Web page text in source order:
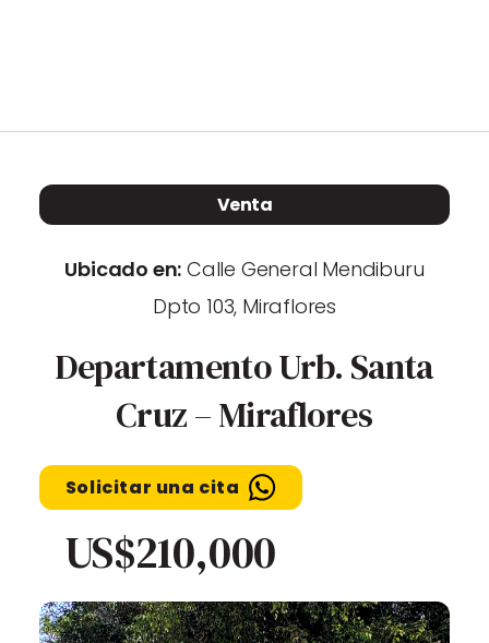
Blog
Contacto
Vende con nosotros
Venta
Ubicado en: Calle General Mendiburu
Dpto 103, Miraflores
Departamento Urb. Santa
Cruz – Miraflores
Solicitar una cita
US$210,000